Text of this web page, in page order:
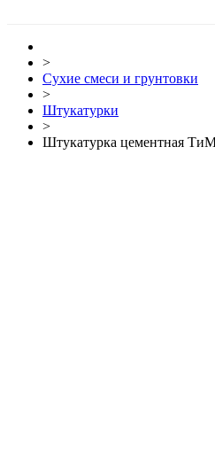
>
Сухие смеси и грунтовки
>
Штукатурки
>
Штукатурка цементная